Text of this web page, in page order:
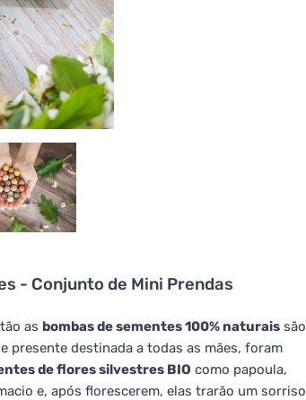
- Conjunto de Mini Prendas
as bombas de sementes 100% naturais são
presente destinada a todas as mães, foram
de flores silvestres BIO como papoula,
e, após florescerem, elas trarão um sorriso